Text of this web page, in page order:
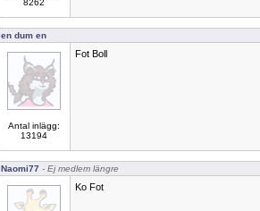
8262
en dum en
Antal inlägg:
13194
Fot Boll
Naomi77 - Ej medlem längre
Ko Fot